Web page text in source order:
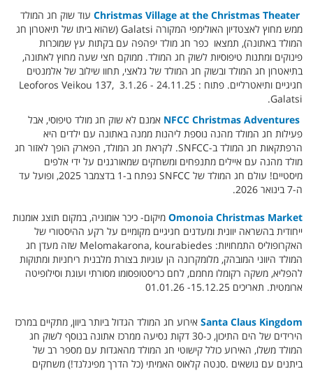
Christmas Village at the Christmas Theater עוד שוק חג המולד
ממש מחוץ לאצטדיון האולימפי המקורה Galatsi (שהוא ביתו של תיאטרון חג
המולד באתונה), תמצאו כפר חג מולד יפהפה עם בקתות עץ שמוכרות
פינוקים ומתנות טיפוסיות לשוק חג המולד. ממוקם חצי שעה מחוץ לאתונה,
בתיאטרון חג המולד ובשוק חג המולד של גלאצי, תחוו שילוב של אלמנטים
חגיגיים ותיאטרליים. פתוח : 24.11.25 - 3.1.26 Leoforos Veikou 137,
Galatsi.
NFCC Christmas Adventures אמנם לא שוק חג מולד טיפוסי, אבל
פעילות חג המולד מהנה נוספת ליהנות ממנה באתונה עם ילדים היא
הרפתקאות חג המולד ב-SNFCC. לקראת חג המולד, הפארק הופך לאזור חג
מולד מהנה עם איילים מתנפחים ומשחקים שמאורגנים על ידי אלפים
מיסטיים! עולם חג המולד של SNFCC נפתח ב-1 בדצמבר 2025, ופועל עד
ה-7 בינואר 2026.
Omonoia Christmas Market מיקום- כיכר אומוניה, במקום תוצג אומנות
ייחודית בהשראה יוונית ומעדנים חגיגיים מקומיים על רקע ההיסטורי של
האקרופוליס התמחויות: Melomakarona, kourabiedes שזה מעדן חג
המולד היווני המובהק, מלומקרונה הן עוגיות בצורת מלבנית ריחניות ומתוקות
להפליא, משקה רקומלו מחמם, לחם כריסטופסומו מסורתי ועוגת וסילופיטה
ארומטית. תאריכים 15.12.25- 01.01.26
Santa Claus Kingdom אירוע חג המולד הגדול ביותר ביוון, מתקיים במרכז
הירידים של הים התיכון, כ-30 דקות נסיעה ממרכז אתונה בנוסף לשוק חג
המולד משלו, האירוע כולל קישוטי חג המולד מהאגדות עם מספר רב של
ביתנים עם נושאים .סנטה קלאוס האמיתי (כל הדרך מפינלנד!) משחקים